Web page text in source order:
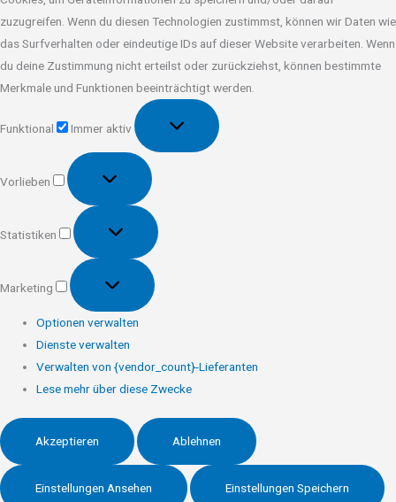
zuzugreifen. Wenn du diesen Technologien zustimmst, können wir Daten wie
das Surfverhalten oder eindeutige IDs auf dieser Website verarbeiten. Wenn
du deine Zustimmung nicht erteilst oder zurückziehst, können bestimmte
Merkmale und Funktionen beeinträchtigt werden.
Funktional
Immer aktiv
Vorlieben
Vorlieben
Statistiken
Statistiken
Marketing
Marketing
Optionen verwalten
Dienste verwalten
Verwalten von {vendor_count}-Lieferanten
Lese mehr über diese Zwecke
Akzeptieren Ablehnen
Einstellungen Ansehen Einstellungen Speichern